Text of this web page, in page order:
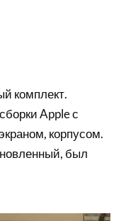
комплект.
Apple с
корпусом.
был